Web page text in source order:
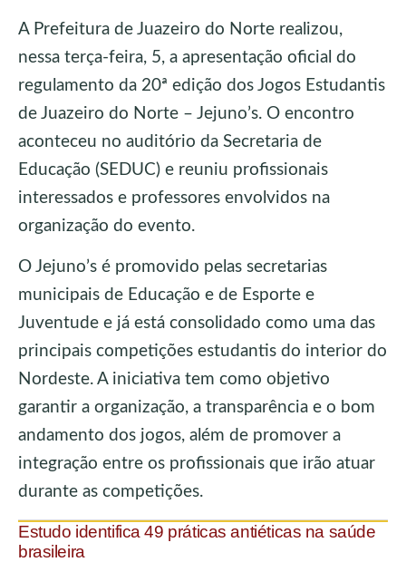
A Prefeitura de Juazeiro do Norte realizou,
nessa terça-feira, 5, a apresentação oficial do
regulamento da 20ª edição dos Jogos Estudantis
de Juazeiro do Norte – Jejuno’s. O encontro
aconteceu no auditório da Secretaria de
Educação (SEDUC) e reuniu profissionais
interessados e professores envolvidos na
organização do evento.
O Jejuno’s é promovido pelas secretarias
municipais de Educação e de Esporte e
Juventude e já está consolidado como uma das
principais competições estudantis do interior do
Nordeste. A iniciativa tem como objetivo
garantir a organização, a transparência e o bom
andamento dos jogos, além de promover a
integração entre os profissionais que irão atuar
durante as competições.
Estudo identifica 49 práticas antiéticas na saúde
brasileira